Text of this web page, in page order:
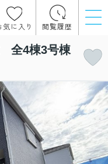
気に入り 閲覧履歴
全4棟3号棟